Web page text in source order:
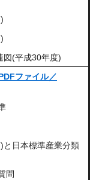
図(平成30年度)
ファイル／
と日本標準産業分類
問